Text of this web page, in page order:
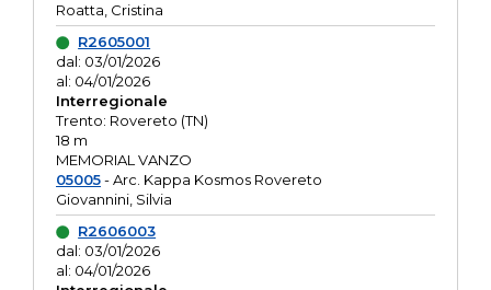
Roatta, Cristina
R2605001
dal: 03/01/2026
al: 04/01/2026
Interregionale
Trento: Rovereto (TN)
18 m
MEMORIAL VANZO
05005- Arc. Kappa Kosmos Rovereto
Giovannini, Silvia
R2606003
dal: 03/01/2026
al: 04/01/2026